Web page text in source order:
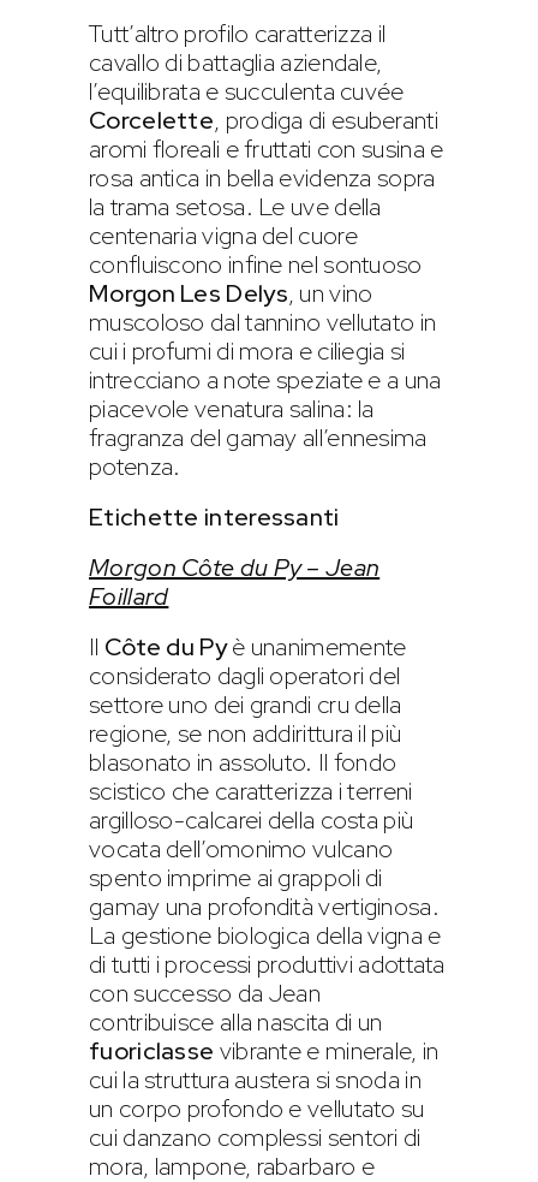
Tutt’altro profilo caratterizza il
cavallo di battaglia aziendale,
l’equilibrata e succulenta cuvée
Corcelette, prodiga di esuberanti
aromi floreali e fruttati con susina e
rosa antica in bella evidenza sopra
la trama setosa. Le uve della
centenaria vigna del cuore
confluiscono infine nel sontuoso
Morgon Les Delys, un vino
muscoloso dal tannino vellutato in
cui i profumi di mora e ciliegia si
intrecciano a note speziate e a una
piacevole venatura salina: la
fragranza del gamay all’ennesima
potenza.
Etichette interessanti
Morgon Côte du Py – Jean
Foillard
Il Côte du Pyè unanimemente
considerato dagli operatori del
settore uno dei grandi cru della
regione, se non addirittura il più
blasonato in assoluto. Il fondo
scistico che caratterizza i terreni
argilloso-calcarei della costa più
vocata dell’omonimo vulcano
spento imprime ai grappoli di
gamay una profondità vertiginosa.
La gestione biologica della vigna e
di tutti i processi produttivi adottata
con successo da Jean
contribuisce alla nascita di un
fuoriclasse vibrante e minerale, in
cui la struttura austera si snoda in
un corpo profondo e vellutato su
cui danzano complessi sentori di
mora, lampone, rabarbaro e